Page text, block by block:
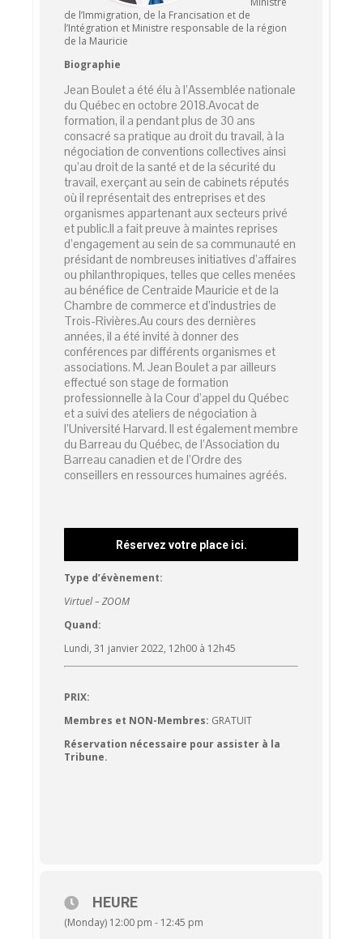
de l’Immigration, de la Francisation et de
l’Intégration et Ministre responsable de la région
de la Mauricie
Biographie
Jean Boulet a été élu à l’Assemblée nationale
du Québec en octobre 2018.Avocat de
formation, il a pendant plus de 30 ans
consacré sa pratique au droit du travail, à la
négociation de conventions collectives ainsi
qu’au droit de la santé et de la sécurité du
travail, exerçant au sein de cabinets réputés
où il représentait des entreprises et des
organismes appartenant aux secteurs privé
et public.Il a fait preuve à maintes reprises
d’engagement au sein de sa communauté en
présidant de nombreuses initiatives d’affaires
ou philanthropiques, telles que celles menées
au bénéfice de Centraide Mauricie et de la
Chambre de commerce et d’industries de
Trois-Rivières.Au cours des dernières
années, il a été invité à donner des
conférences par différents organismes et
associations. M. Jean Boulet a par ailleurs
effectué son stage de formation
professionnelle à la Cour d’appel du Québec
et a suivi des ateliers de négociation à
l’Université Harvard. Il est également membre
du Barreau du Québec, de l’Association du
Barreau canadien et de l’Ordre des
conseillers en ressources humaines agréés.
Réservez votre place ici.
Type d’évènement:
Virtuel – ZOOM
Quand:
Lundi, 31 janvier 2022, 12h00 à 12h45
PRIX:
Membres et NON-Membres: GRATUIT
Réservation nécessaire pour assister à la
Tribune.
HEURE
(Monday) 12:00 pm - 12:45 pm